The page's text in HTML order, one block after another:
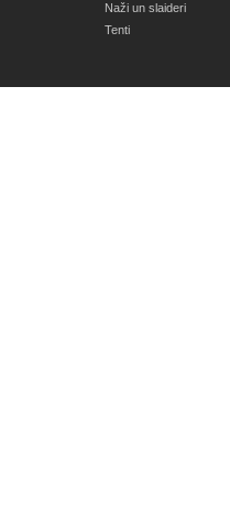
Naži un slaideri
Tenti